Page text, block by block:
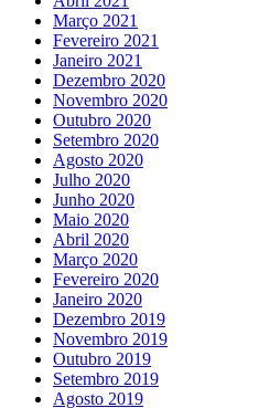
Março 2021
Fevereiro 2021
Janeiro 2021
Dezembro 2020
Novembro 2020
Outubro 2020
Setembro 2020
Agosto 2020
Julho 2020
Junho 2020
Maio 2020
Abril 2020
Março 2020
Fevereiro 2020
Janeiro 2020
Dezembro 2019
Novembro 2019
Outubro 2019
Setembro 2019
Agosto 2019